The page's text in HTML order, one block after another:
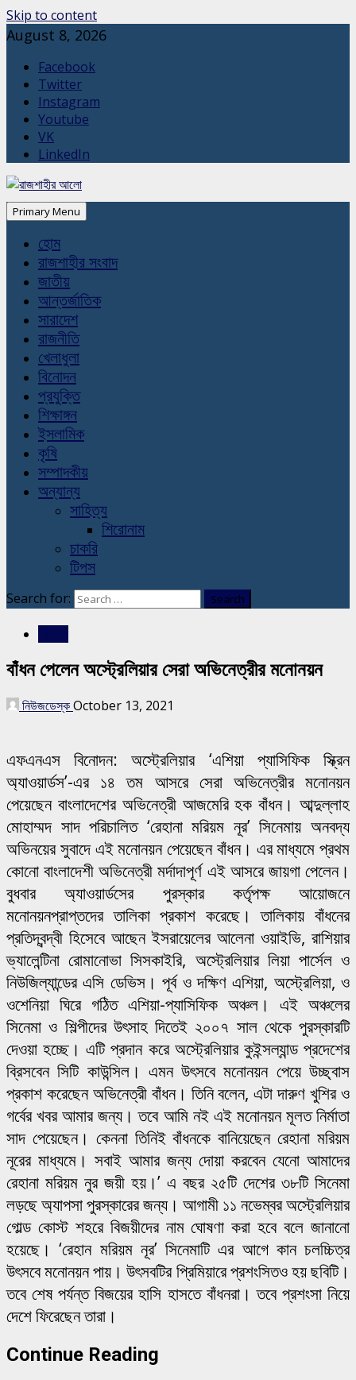
Skip to content
August 8, 2026
Facebook
Twitter
Instagram
Youtube
VK
LinkedIn
Primary Menu
হোম
রাজশাহীর সংবাদ
জাতীয়
আন্তর্জাতিক
সারাদেশ
রাজনীতি
খেলাধুলা
বিনোদন
প্রযুক্তি
শিক্ষাঙ্গন
ইসলামিক
কৃষি
সম্পাদকীয়
অন্যান্য
সাহিত্য
শিরোনাম
চাকরি
টিপস
Search for:
বাঁধন পেলেন অস্ট্রেলিয়ার সেরা অভিনেত্রীর মনোনয়ন
নিউজডেস্কOctober 13, 2021
এফএনএস বিনোদন: অস্ট্রেলিয়ার ‘এশিয়া প্যাসিফিক স্ক্রিন
অ্যাওয়ার্ডস’-এর ১৪ তম আসরে সেরা অভিনেত্রীর মনোনয়ন
পেয়েছেন বাংলাদেশের অভিনেত্রী আজমেরি হক বাঁধন। আব্দুল্লাহ
মোহাম্মদ সাদ পরিচালিত ‘রেহানা মরিয়ম নূর’ সিনেমায় অনবদ্য
অভিনয়ের সুবাদে এই মনোনয়ন পেয়েছেন বাঁধন। এর মাধ্যমে প্রথম
কোনো বাংলাদেশী অভিনেত্রী মর্দাদাপূর্ণ এই আসরে জায়গা পেলেন।
বুধবার অ্যাওয়ার্ডসের পুরস্কার কর্তৃপক্ষ আয়োজনে
মনোনয়নপ্রাপ্তদের তালিকা প্রকাশ করেছে। তালিকায় বাঁধনের
প্রতিদ্বন্দ্বী হিসেবে আছেন ইসরায়েলের আলেনা ওয়াইভি, রাশিয়ার
ভ্যালেন্টিনা রোমানোভা সিসকাইরি, অস্ট্রেলিয়ার লিয়া পার্সেল ও
নিউজিল্যান্ডের এসি ডেভিস। পূর্ব ও দক্ষিণ এশিয়া, অস্ট্রেলিয়া, ও
ওশেনিয়া ঘিরে গঠিত এশিয়া-প্যাসিফিক অঞ্চল। এই অঞ্চলের
সিনেমা ও শিল্পীদের উৎসাহ দিতেই ২০০৭ সাল থেকে পুরস্কারটি
দেওয়া হচ্ছে। এটি প্রদান করে অস্ট্রেলিয়ার কুইন্সল্যান্ড প্রদেশের
ব্রিসবেন সিটি কাউন্সিল। এমন উৎসবে মনোনয়ন পেয়ে উচ্ছ্বাস
প্রকাশ করেছেন অভিনেত্রী বাঁধন। তিনি বলেন, এটা দারুণ খুশির ও
গর্বের খবর আমার জন্য। তবে আমি নই এই মনোনয়ন মূলত নির্মাতা
সাদ পেয়েছেন। কেননা তিনিই বাঁধনকে বানিয়েছেন রেহানা মরিয়ম
নূরের মাধ্যমে। সবাই আমার জন্য দোয়া করবেন যেনো আমাদের
রেহানা মরিয়ম নুর জয়ী হয়।’ এ বছর ২৫টি দেশের ৩৮টি সিনেমা
লড়ছে অ্যাপসা পুরস্কারের জন্য। আগামী ১১ নভেম্বর অস্ট্রেলিয়ার
গোল্ড কোস্ট শহরে বিজয়ীদের নাম ঘোষণা করা হবে বলে জানানো
হয়েছে। ‘রেহান মরিয়ম নূর’ সিনেমাটি এর আগে কান চলচ্চিত্র
উৎসবে মনোনয়ন পায়। উৎসবটির প্রিমিয়ারে প্রশংসিতও হয় ছবিটি।
তবে শেষ পর্যন্ত বিজয়ের হাসি হাসতে বাঁধনরা। তবে প্রশংসা নিয়ে
দেশে ফিরেছেন তারা।
Continue Reading